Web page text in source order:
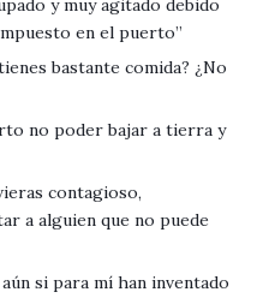
y muy agitado debido
en el puerto”
bastante comida? ¿No
no poder bajar a tierra y
contagioso,
a alguien que no puede
si para mí han inventado